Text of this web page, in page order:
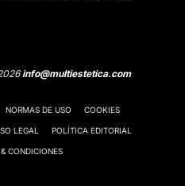
info@multiestetica.com
NORMAS DE USO COOKIES
LEGAL POLÍTICA EDITORIAL
CONDICIONES